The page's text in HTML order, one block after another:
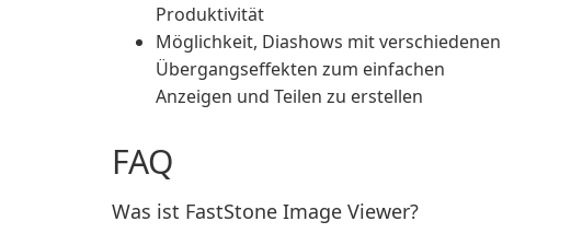
Produktivität
Möglichkeit, Diashows mit verschiedenen
Übergangseffekten zum einfachen
Anzeigen und Teilen zu erstellen
FAQ
Was ist FastStone Image Viewer?